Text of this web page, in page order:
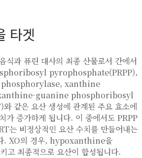
타겟
식과 퓨린 대사의 최종 산물로서 간에서
pyrophosphate(PRPP),
xanthine
guanine phosphoribosyl
같은 요산 생성에 관계된 주요 효소에
가 증가하게 됩니다. 이 중에서도 PRPP
는 비정상적인 요산 수치를 만들어내는
. XO의 경우, hypoxanthine을
최종적으로 요산이 합성됩니다.